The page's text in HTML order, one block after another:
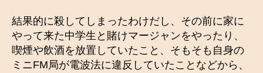
結果的に殺してしまったわけだし、その前に家に
やって来た中学生と賭けマージャンをやったり、
喫煙や飲酒を放置していたこと、そもそも自身の
ミニFM局が電波法に違反していたことなどから、